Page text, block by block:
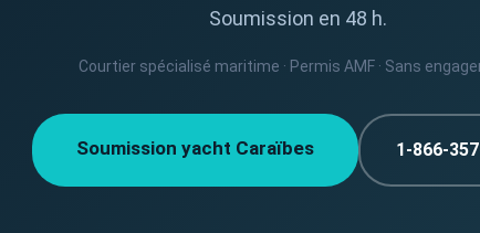
Soumission en 48 h.
Courtier spécialisé maritime · Permis AMF · Sans
Soumission yacht Caraïbes 1-866-